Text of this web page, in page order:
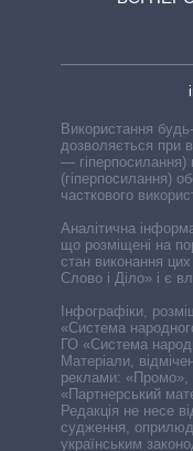
Використання
дозволяється при
—
(гіперпосилання)
часткового
Аналітична
що розміщені на
стан виконання
Слово і Діло» і є
Інфографіки,
«Система
ГО «Система
Матеріали,
реклами: «Промо»,
«Партнерський
Редакція не несе
судження,
українським